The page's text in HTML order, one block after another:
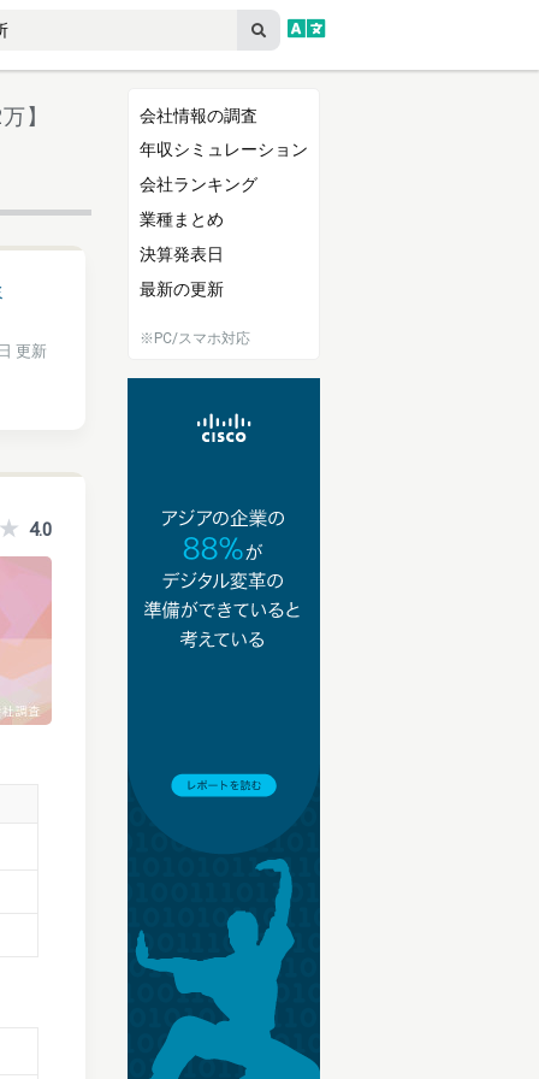
】
更新
4.0
会社情報の調査
年収シミュレーション
会社ランキング
業種まとめ
決算発表日
最新の更新
※PC/スマホ対応